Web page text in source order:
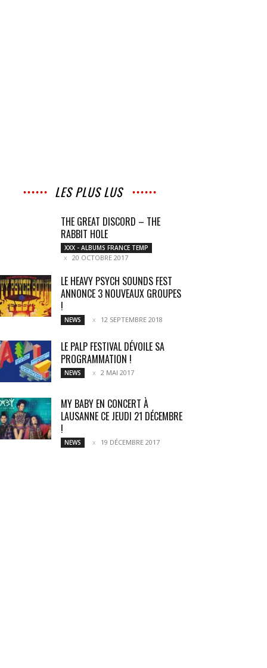
LES PLUS LUS
THE GREAT DISCORD – THE
RABBIT HOLE
XXX - ALBUMS FRANCE TEMP
20 OCTOBRE 2017
LE HEAVY PSYCH SOUNDS FEST
ANNONCE 3 NOUVEAUX GROUPES
!
NEWS 12 SEPTEMBRE 2018
LE PALP FESTIVAL DÉVOILE SA
PROGRAMMATION !
NEWS 2 MAI 2017
MY BABY EN CONCERT À
LAUSANNE CE JEUDI 21 DÉCEMBRE
!
NEWS 19 DÉCEMBRE 2017